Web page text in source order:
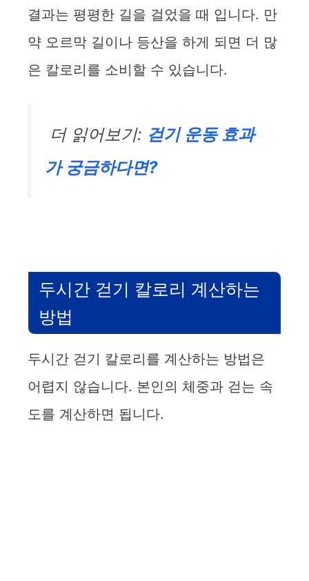
결과는 평평한 길을 걸었을 때 입니다. 만
약 오르막 길이나 등산을 하게 되면 더 많
은 칼로리를 소비할 수 있습니다.
더 읽어보기: 걷기 운동 효과
가 궁금하다면?
두시간 걷기 칼로리 계산하는
방법
두시간 걷기 칼로리를 계산하는 방법은
어렵지 않습니다. 본인의 체중과 걷는 속
도를 계산하면 됩니다.